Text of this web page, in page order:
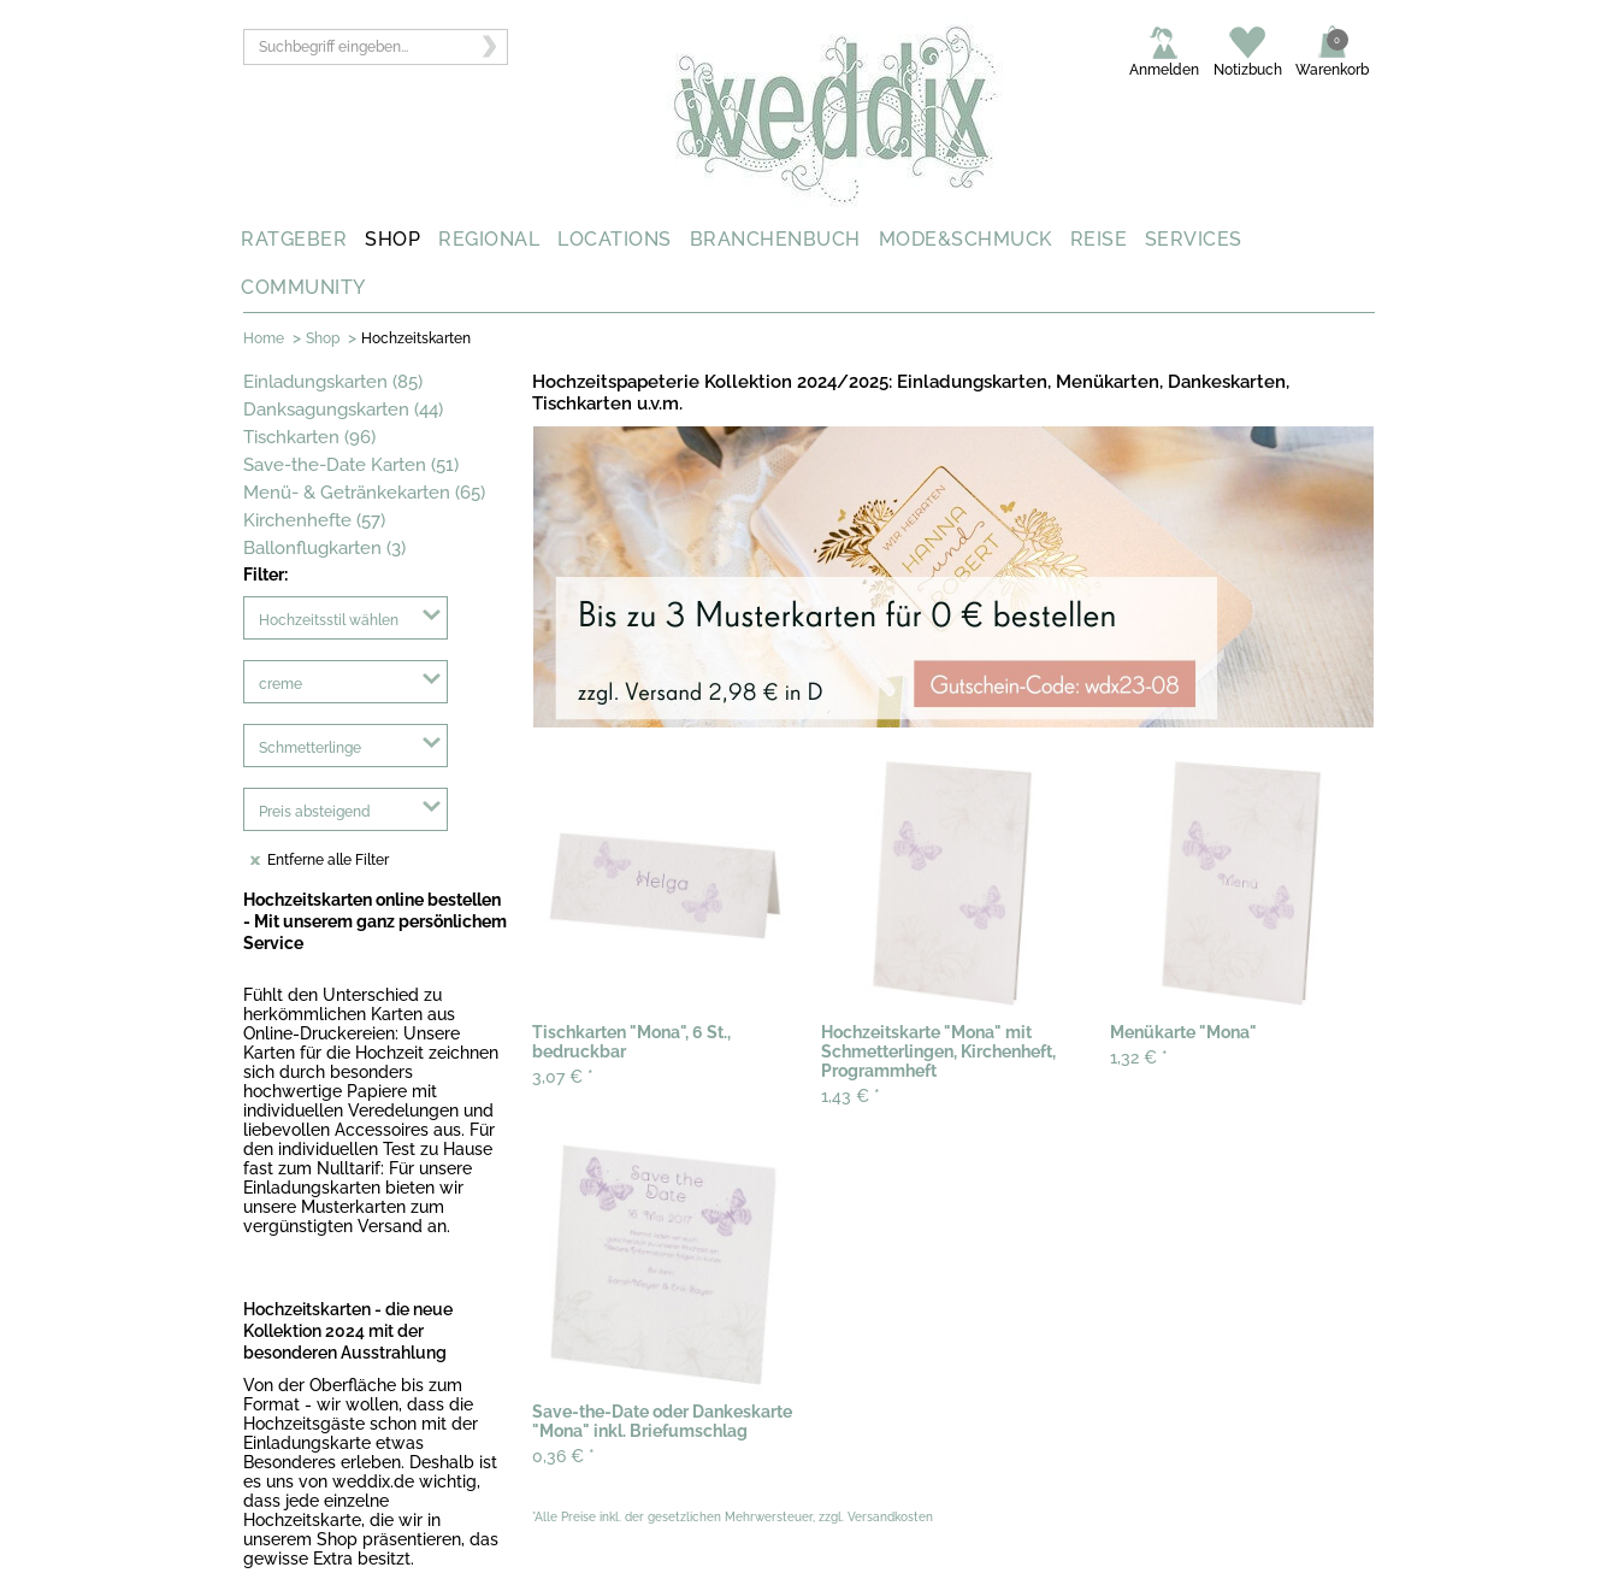
Warenkorb
0
Notizbuch
Anmelden
RATGEBER SHOP REGIONAL LOCATIONS BRANCHENBUCH MODE&SCHMUCK REISE SERVICES
COMMUNITY
Home > Shop > Hochzeitskarten
Einladungskarten (85)
Danksagungskarten (44)
Tischkarten (96)
Save-the-Date Karten (51)
Menü- & Getränkekarten (65)
Kirchenhefte (57)
Ballonflugkarten (3)
Filter:
Hochzeitsstil wählen
creme
Schmetterlinge
Preis absteigend
Entferne alle Filter
Hochzeitskarten online bestellen
- Mit unserem ganz persönlichem
Service
Fühlt den Unterschied zu
herkömmlichen Karten aus
Online-Druckereien: Unsere
Karten für die Hochzeit zeichnen
sich durch besonders
hochwertige Papiere mit
individuellen Veredelungen und
liebevollen Accessoires aus. Für
den individuellen Test zu Hause
fast zum Nulltarif: Für unsere
Einladungskarten bieten wir
unsere Musterkarten zum
vergünstigten Versand an.
Hochzeitskarten - die neue
Kollektion 2024 mit der
besonderen Ausstrahlung
Von der Oberfläche bis zum
Format - wir wollen, dass die
Hochzeitsgäste schon mit der
Einladungskarte etwas
Besonderes erleben. Deshalb ist
es uns von weddix.de wichtig,
dass jede einzelne
Hochzeitskarte, die wir in
unserem Shop präsentieren, das
gewisse Extra besitzt.
Hochzeitspapeterie Kollektion 2024/2025: Einladungskarten, Menükarten, Dankeskarten,
Tischkarten u.v.m.
Tischkarten "Mona", 6 St.,
bedruckbar
3,07 € *
Hochzeitskarte "Mona" mit
Schmetterlingen, Kirchenheft,
Programmheft
1,43 € *
Menükarte "Mona"
1,32 € *
Save-the-Date oder Dankeskarte
"Mona" inkl. Briefumschlag
0,36 € *
*Alle Preise inkl. der gesetzlichen Mehrwersteuer, zzgl. Versandkosten